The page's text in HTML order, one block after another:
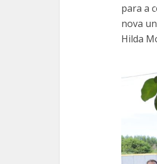
para a
nova
Hilda